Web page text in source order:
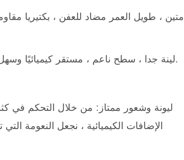
متين ، طويل العمر مضاد للعفن ، بكتيريا
سهلة التنظيف: fabrici لينة جدا ، سطح ناعم ، مستقر كيميائيًا وسهل التنظيف للغاية. يمكن تنظيفها بالماء الدافئ أو البارد.
ليونة وشعور ممتاز: من خلال التحكم في
الإضافات الكيميائية ، نجعل النعومة